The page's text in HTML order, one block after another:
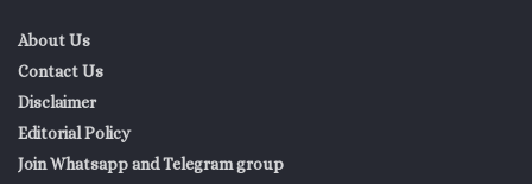
About Us
Contact Us
Disclaimer
Editorial Policy
Join Whatsapp and Telegram group